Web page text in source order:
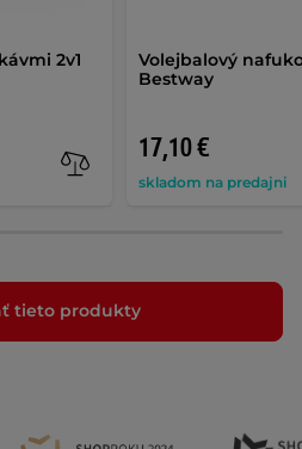
2v1
Volejbalový
Bestway
17,10 €
skladom na predajni
tieto produkty